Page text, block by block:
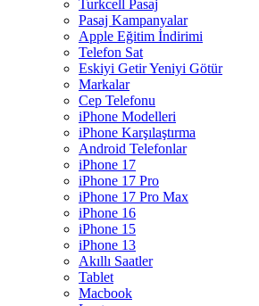
Turkcell Pasaj
Pasaj Kampanyalar
Apple Eğitim İndirimi
Telefon Sat
Eskiyi Getir Yeniyi Götür
Markalar
Cep Telefonu
iPhone Modelleri
iPhone Karşılaştırma
Android Telefonlar
iPhone 17
iPhone 17 Pro
iPhone 17 Pro Max
iPhone 16
iPhone 15
iPhone 13
Akıllı Saatler
Tablet
Macbook